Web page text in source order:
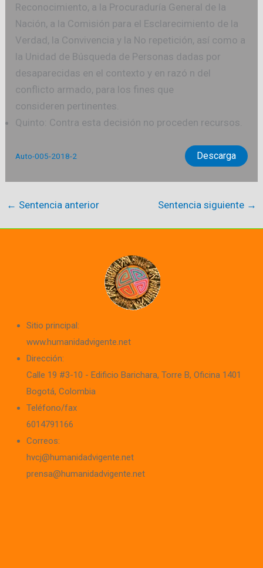
Reconocimiento, a la Procuraduría General de la
Nación, a la Comisión para el Esclarecimiento de la
Verdad, la Convivencia y la No repetición, así como a
la Unidad de Búsqueda de Personas dadas por
desaparecidas en el contexto y en razó n del
conflicto armado, para los fines que
consideren pertinentes.
Quinto: Contra esta decisión no proceden recursos.
Auto-005-2018-2 Descarga
← Sentencia anterior Sentencia siguiente →
Sitio principal:
www.humanidadvigente.net
Dirección:
Calle 19 #3-10 - Edificio Barichara, Torre B, Oficina 1401
Bogotá, Colombia
Teléfono/fax
6014791166
Correos:
hvcj@humanidadvigente.net
prensa@humanidadvigente.net